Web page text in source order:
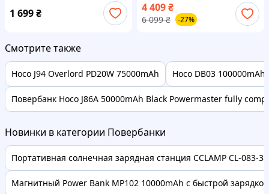
1 699₴ 4 409₴
6 099 ₴ -27%
Смотрите также
Hoco J94 Overlord PD20W 75000mAh Hoco DB03 100000mAh
Повербанк Hoco J86A 50000mAh Black Powermaster fully
Новинки в категории Повербанки
Портативная солнечная зарядная станция CCLAMP CL-083-
Магнитный Power Bank MP102 10000mAh с быстрой